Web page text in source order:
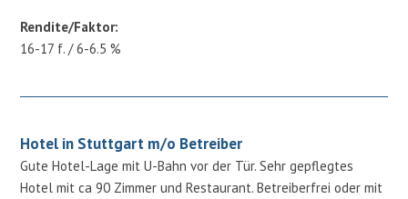
Rendite/Faktor:
16-17 f. / 6-6.5 %
Hotel in Stuttgart m/o Betreiber
Gute Hotel-Lage mit U-Bahn vor der Tür. Sehr gepflegtes
Hotel mit ca 90 Zimmer und Restaurant. Betreiberfrei oder mit